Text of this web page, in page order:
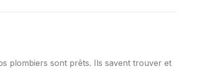
plombiers sont prêts. Ils savent trouver et